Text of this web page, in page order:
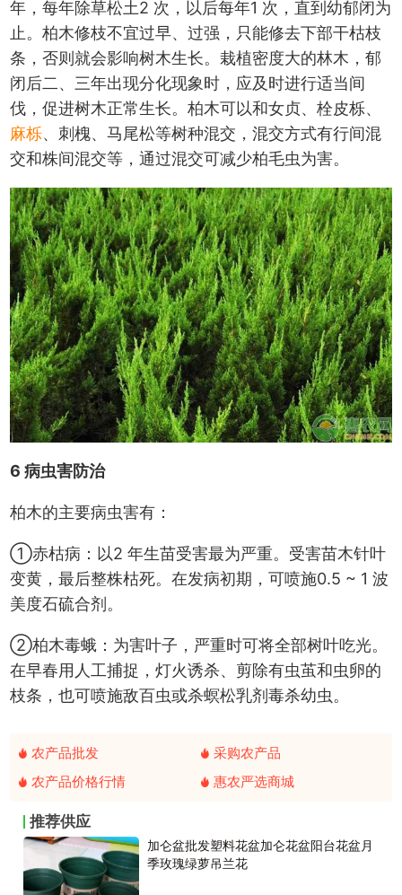
年，每年除草松土2 次，以后每年1 次，直到幼郁闭为
止。柏木修枝不宜过早、过强，只能修去下部干枯枝
条，否则就会影响树木生长。栽植密度大的林木，郁
闭后二、三年出现分化现象时，应及时进行适当间
伐，促进树木正常生长。柏木可以和女贞、栓皮栎、
麻栎、刺槐、马尾松等树种混交，混交方式有行间混
交和株间混交等，通过混交可减少柏毛虫为害。
6 病虫害防治
柏木的主要病虫害有：
①赤枯病：以2 年生苗受害最为严重。受害苗木针叶
变黄，最后整株枯死。在发病初期，可喷施0.5 ~ 1 波
美度石硫合剂。
②柏木毒蛾：为害叶子，严重时可将全部树叶吃光。
在早春用人工捕捉，灯火诱杀、剪除有虫茧和虫卵的
枝条，也可喷施敌百虫或杀螟松乳剂毒杀幼虫。
农产品批发
采购农产品
农产品价格行情
惠农严选商城
推荐供应
加仑盆批发塑料花盆加仑花盆阳台花盆月
季玫瑰绿萝吊兰花